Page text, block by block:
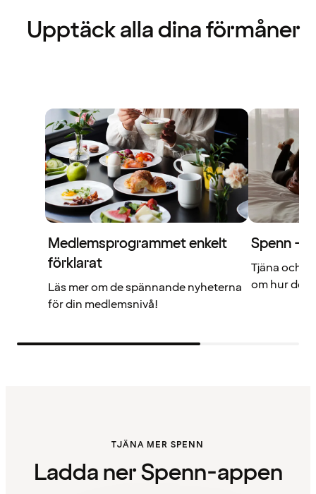
Upptäck alla dina förmåner
Medlemsprogrammet enkelt
förklarat
Läs mer om de spännande nyheterna
för din medlemsnivå!
Spenn –
Tjäna och
om hur det
TJÄNA MER SPENN
Ladda ner Spenn-appen